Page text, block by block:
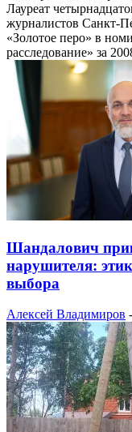
Лауреат
журналистов Санкт-
«Золотое перо» в
расследование» за
Шандалович
нарушителя:
выбора
Алексей Владимиров -